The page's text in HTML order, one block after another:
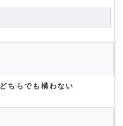
どちらでも構わない